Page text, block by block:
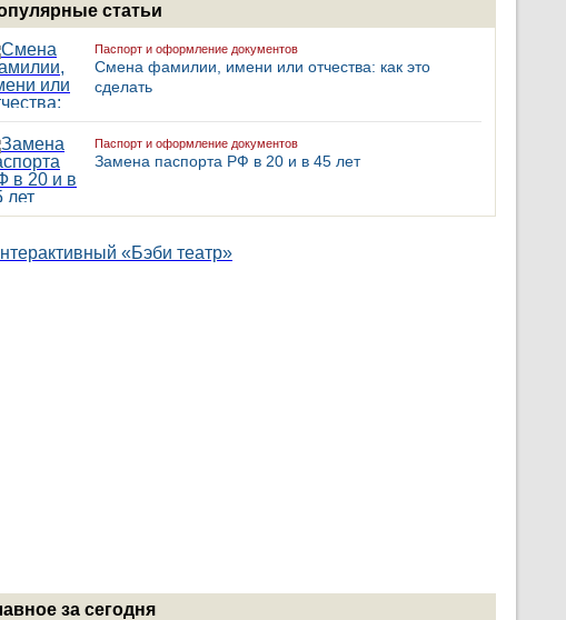
статьи
Паспорт и оформление документов
Смена фамилии, имени или отчества: как это
сделать
Паспорт и оформление документов
Замена паспорта РФ в 20 и в 45 лет
за сегодня